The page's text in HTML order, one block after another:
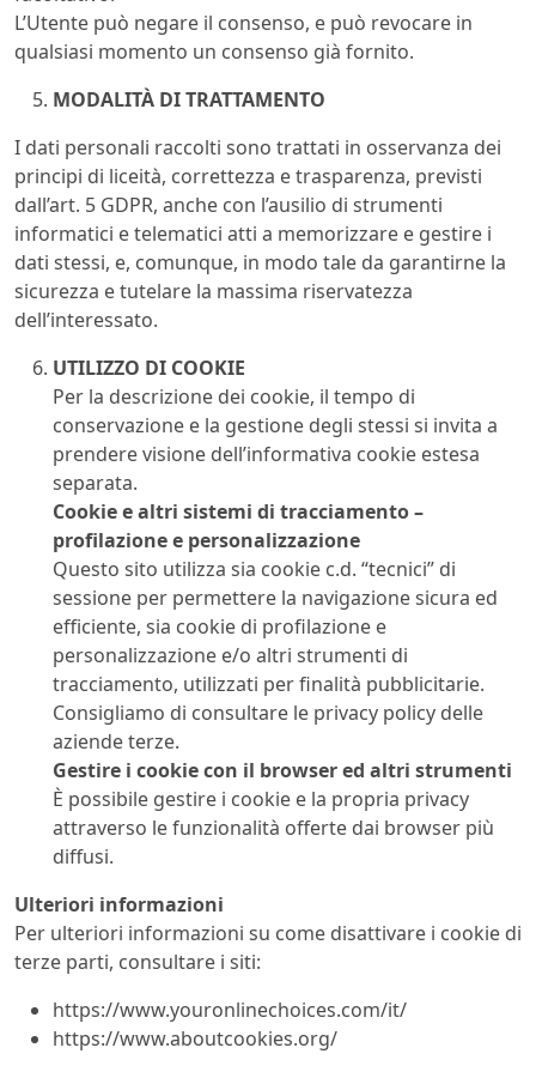
L’Utente può negare il consenso, e può revocare in
qualsiasi momento un consenso già fornito.
MODALITÀ DI TRATTAMENTO
I dati personali raccolti sono trattati in osservanza dei
principi di liceità, correttezza e trasparenza, previsti
dall’art. 5 GDPR, anche con l’ausilio di strumenti
informatici e telematici atti a memorizzare e gestire i
dati stessi, e, comunque, in modo tale da garantirne la
sicurezza e tutelare la massima riservatezza
dell’interessato.
UTILIZZO DI COOKIE
Per la descrizione dei cookie, il tempo di
conservazione e la gestione degli stessi si invita a
prendere visione dell’informativa cookie estesa
separata.
Cookie e altri sistemi di tracciamento –
profilazione e personalizzazione
Questo sito utilizza sia cookie c.d. “tecnici” di
sessione per permettere la navigazione sicura ed
efficiente, sia cookie di profilazione e
personalizzazione e/o altri strumenti di
tracciamento, utilizzati per finalità pubblicitarie.
Consigliamo di consultare le privacy policy delle
aziende terze.
Gestire i cookie con il browser ed altri strumenti
È possibile gestire i cookie e la propria privacy
attraverso le funzionalità offerte dai browser più
diffusi.
Ulteriori informazioni
Per ulteriori informazioni su come disattivare i cookie di
terze parti, consultare i siti:
https://www.youronlinechoices.com/it/
https://www.aboutcookies.org/